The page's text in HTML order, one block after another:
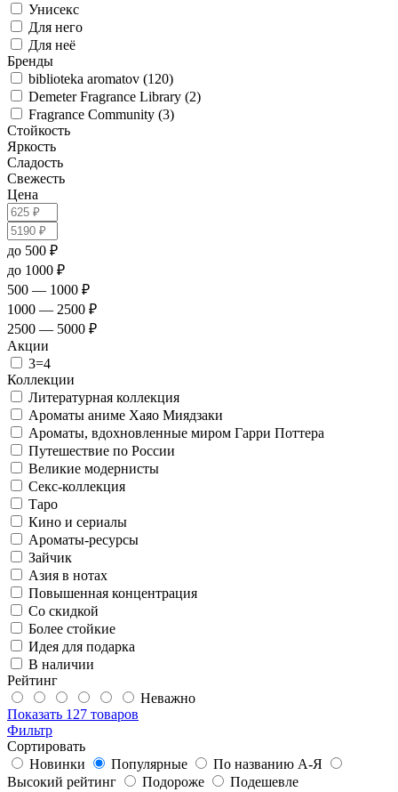
Унисекс
Для него
Для неё
Бренды
biblioteka aromatov (120)
Demeter Fragrance Library (2)
Fragrance Community (3)
Стойкость
Яркость
Сладость
Свежесть
Цена
до 500 ₽
до 1000 ₽
500 — 1000 ₽
1000 — 2500 ₽
2500 — 5000 ₽
Акции
3=4
Коллекции
Литературная коллекция
Ароматы аниме Хаяо Миядзаки
Ароматы, вдохновленные миром Гарри Поттера
Путешествие по России
Великие модернисты
Секс-коллекция
Таро
Кино и сериалы
Ароматы-ресурсы
Зайчик
Азия в нотах
Повышенная концентрация
Со скидкой
Более стойкие
Идея для подарка
В наличии
Рейтинг
Неважно
Показать 127 товаров
Фильтр
Сортировать
Новинки
Популярные
По названию А-Я
Высокий рейтинг
Подороже
Подешевле